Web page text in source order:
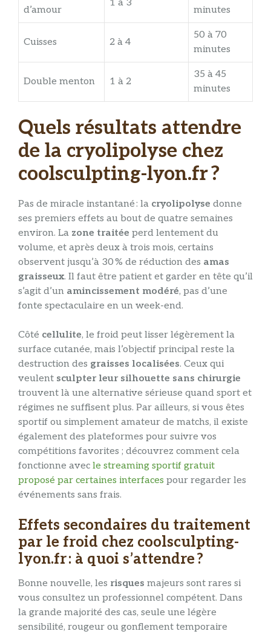
d’amour
1 à 3
minutes
Cuisses 2 à 4
50 à 70
minutes
Double menton 1 à 2
35 à 45
minutes
Quels résultats attendre
de la cryolipolyse chez
coolsculpting-lyon.fr ?
Pas de miracle instantané : la cryolipolyse donne
ses premiers effets au bout de quatre semaines
environ. La zone traitée perd lentement du
volume, et après deux à trois mois, certains
observent jusqu’à 30 % de réduction des amas
graisseux. Il faut être patient et garder en tête qu’il
s’agit d’un amincissement modéré, pas d’une
fonte spectaculaire en un week-end.
Côté cellulite, le froid peut lisser légèrement la
surface cutanée, mais l’objectif principal reste la
destruction des graisses localisées. Ceux qui
veulent sculpter leur silhouette sans chirurgie
trouvent là une alternative sérieuse quand sport et
régimes ne suffisent plus. Par ailleurs, si vous êtes
sportif ou simplement amateur de matchs, il existe
également des plateformes pour suivre vos
compétitions favorites ; découvrez comment cela
fonctionne avec le streaming sportif gratuit
proposé par certaines interfaces pour regarder les
événements sans frais.
Effets secondaires du traitement
par le froid chez coolsculpting-
lyon.fr : à quoi s’attendre ?
Bonne nouvelle, les risques majeurs sont rares si
vous consultez un professionnel compétent. Dans
la grande majorité des cas, seule une légère
sensibilité, rougeur ou gonflement temporaire